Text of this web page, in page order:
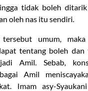
tidak boleh
oleh nas itu sendiri.
umum,
tentang boleh dan
Amil. Sebab,
Amil
Imam asy-